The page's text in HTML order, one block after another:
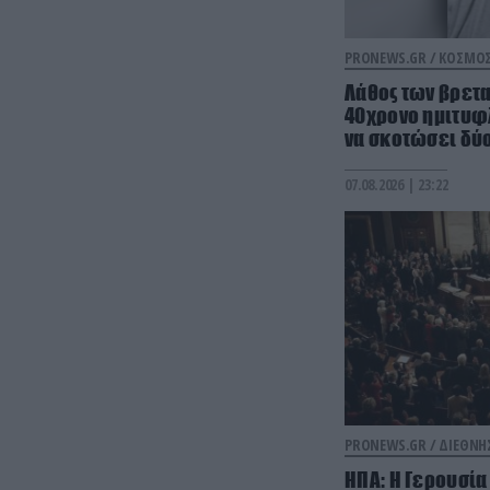
PRONEWS.GR /
Λάθος των
40χρονο
να σκοτώσει
07.08.2026 | 23:22
PRONEWS.GR /
ΗΠΑ: Η